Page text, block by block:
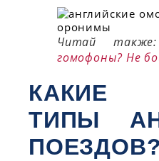
Читай
гомофоны? Не
КАКИЕ
ТИПЫ
ПОЕЗДОВ?